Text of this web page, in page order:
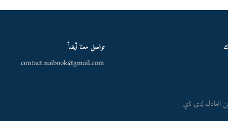
العادل لدى ناي
تواصل معنا أيضاً
contact.naibook@gmail.com